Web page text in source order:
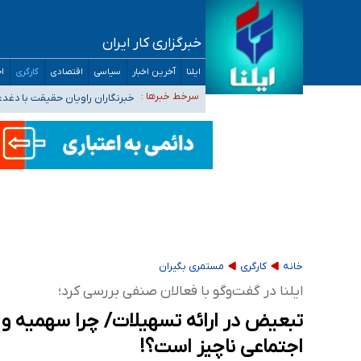
خبرگزاری کار ایران
ایلنا آخرین اخبار سیاسی اقتصادی کارگری
سرخط خبرها :
تعویق آزمون ورودی دکترای تخصصی
خبرنگاران راویان حقیقت با
آخرین وضعیت شیوع عفونت‌های
هیچ پرستاری بازداشت یا اخراج نشده است/ از
ثبت‌نام بخش عمده دانش‌آموزان مدارس
خانه کارگری مستمری بگیران
ایلنا در گفت‌وگو با فعالان صنفی بررسی کرد؛
تبعیض در ارائه تسهیلات/ چرا سهمیه و
اجتماعی ناچیز است؟!